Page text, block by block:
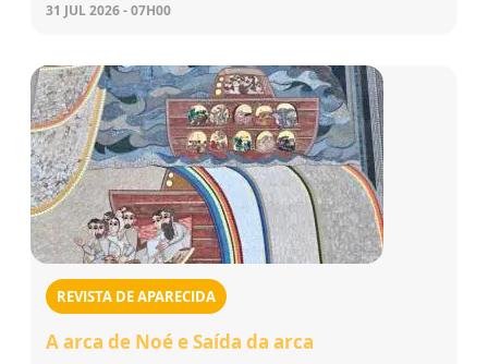
31 JUL 2026 - 07H00
REVISTA DE APARECIDA
A arca de Noé e Saída da arca